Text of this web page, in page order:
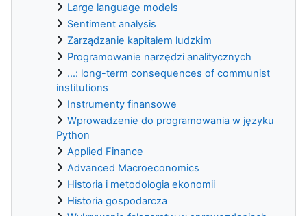
Large language models
Sentiment analysis
Zarządzanie kapitałem ludzkim
Programowanie narzędzi analitycznych
...: long-term consequences of communist
institutions
Instrumenty finansowe
Wprowadzenie do programowania w języku
Python
Applied Finance
Advanced Macroeconomics
Historia i metodologia ekonomii
Historia gospodarcza